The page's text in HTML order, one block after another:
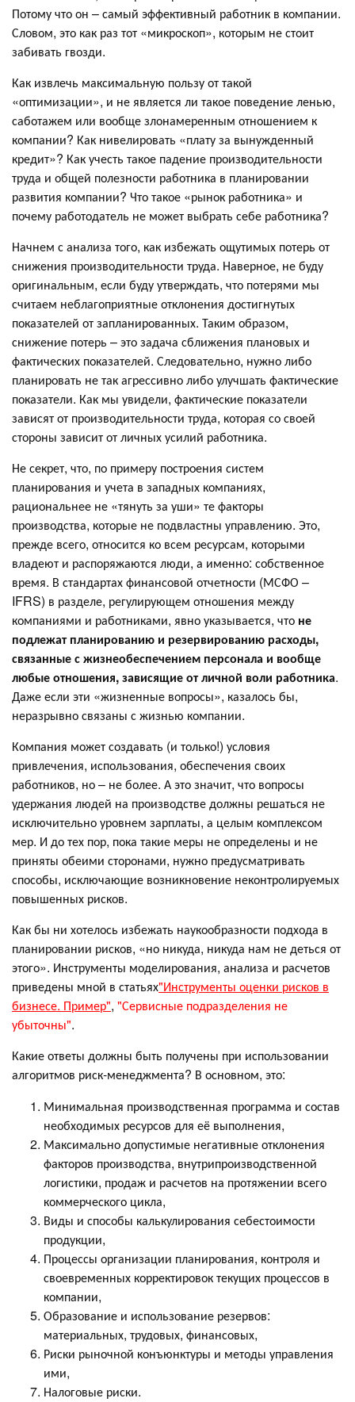
Потому что он – самый эффективный работник в компании.
Словом, это как раз тот «микроскоп», которым не стоит
забивать гвозди.
Как извлечь максимальную пользу от такой
«оптимизации», и не является ли такое поведение ленью,
саботажем или вообще злонамеренным отношением к
компании? Как нивелировать «плату за вынужденный
кредит»? Как учесть такое падение производительности
труда и общей полезности работника в планировании
развития компании? Что такое «рынок работника» и
почему работодатель не может выбрать себе работника?
Начнем с анализа того, как избежать ощутимых потерь от
снижения производительности труда. Наверное, не буду
оригинальным, если буду утверждать, что потерями мы
считаем неблагоприятные отклонения достигнутых
показателей от запланированных. Таким образом,
снижение потерь – это задача сближения плановых и
фактических показателей. Следовательно, нужно либо
планировать не так агрессивно либо улучшать фактические
показатели. Как мы увидели, фактические показатели
зависят от производительности труда, которая со своей
стороны зависит от личных усилий работника.
Не секрет, что, по примеру построения систем
планирования и учета в западных компаниях,
рациональнее не «тянуть за уши» те факторы
производства, которые не подвластны управлению. Это,
прежде всего, относится ко всем ресурсам, которыми
владеют и распоряжаются люди, а именно: собственное
время. В стандартах финансовой отчетности (МСФО –
IFRS) в разделе, регулирующем отношения между
компаниями и работниками, явно указывается, что не
подлежат планированию и резервированию расходы,
связанные с жизнеобеспечением персонала и вообще
любые отношения, зависящие от личной воли работника.
Даже если эти «жизненные вопросы», казалось бы,
неразрывно связаны с жизнью компании.
Компания может создавать (и только!) условия
привлечения, использования, обеспечения своих
работников, но – не более. А это значит, что вопросы
удержания людей на производстве должны решаться не
исключительно уровнем зарплаты, а целым комплексом
мер. И до тех пор, пока такие меры не определены и не
приняты обеими сторонами, нужно предусматривать
способы, исключающие возникновение неконтролируемых
повышенных рисков.
Как бы ни хотелось избежать наукообразности подхода в
планировании рисков, «но никуда, никуда нам не деться от
этого». Инструменты моделирования, анализа и расчетов
приведены мной в статьях"Инструменты оценки рисков в
бизнесе. Пример", "Сервисные подразделения не
убыточны".
Какие ответы должны быть получены при использовании
алгоритмов риск-менеджмента? В основном, это:
Минимальная производственная программа и состав
необходимых ресурсов для её выполнения,
Максимально допустимые негативные отклонения
факторов производства, внутрипроизводственной
логистики, продаж и расчетов на протяжении всего
коммерческого цикла,
Виды и способы калькулирования себестоимости
продукции,
Процессы организации планирования, контроля и
своевременных корректировок текущих процессов в
компании,
Образование и использование резервов:
материальных, трудовых, финансовых,
Риски рыночной конъюнктуры и методы управления
ими,
Налоговые риски.